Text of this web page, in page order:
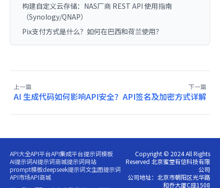
构建自定义云存储：NAS厂商 REST API 使用指南
（Synology/QNAP）
Pix支付方式是什么？如何在巴西和荷兰使用？
上一篇
AI 生成代码如何影响API安全？
下一篇
API签名及加密方式详解
API大全API平台API集成平台提示词模板
AI提示词AI提示词商城提示词网站
prompt模板deepseek提示词文生图提示词
API市场API商城
Copyright © 2024 All Rights
Reserved 北京蜜堂有信科技有限
公司
公司地址：北京市朝阳区光华路
和乔大厦C座1508